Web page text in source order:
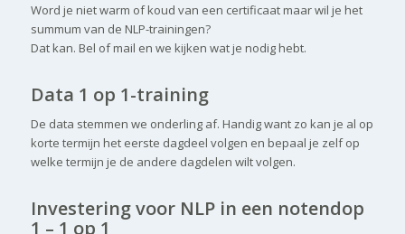
Word je niet warm of koud van een certificaat maar wil je het
summum van de NLP-trainingen?
Dat kan. Bel of mail en we kijken wat je nodig hebt.
Data 1 op 1-training
De data stemmen we onderling af. Handig want zo kan je al op
korte termijn het eerste dagdeel volgen en bepaal je zelf op
welke termijn je de andere dagdelen wilt volgen.
Investering voor NLP in een notendop
1 – 1 op 1